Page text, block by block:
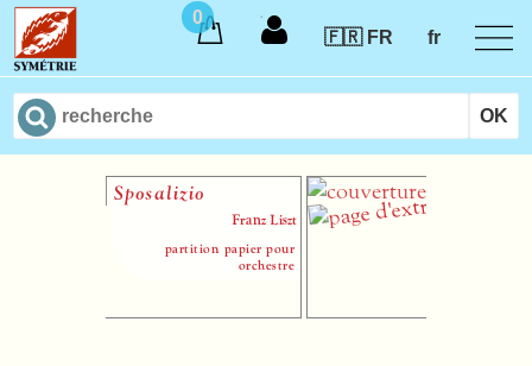
0
🇫🇷 FR
fr
Sposalizio
partition papier pour
Funérailles